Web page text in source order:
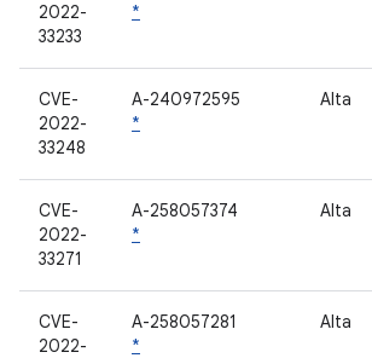
2022-
33233
*
CVE-
2022-
33248
A-240972595
*
Alta
CVE-
2022-
33271
A-258057374
*
Alta
CVE-
2022-
A-258057281
*
Alta